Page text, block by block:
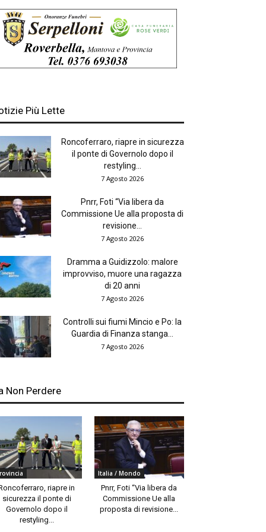
Più Lette
Roncoferraro, riapre in sicurezza
il ponte di Governolo dopo il
restyling...
7 Agosto 2026
Pnrr, Foti “Via libera da
Commissione Ue alla proposta di
revisione...
7 Agosto 2026
Dramma a Guidizzolo: malore
improvviso, muore una ragazza
di 20 anni
7 Agosto 2026
Controlli sui fiumi Mincio e Po: la
Guardia di Finanza stanga...
7 Agosto 2026
Non Perdere
riapre in
sicurezza il ponte di
Governolo dopo il
restyling...
Italia / Mondo
Pnrr, Foti “Via libera da
Commissione Ue alla
proposta di revisione...